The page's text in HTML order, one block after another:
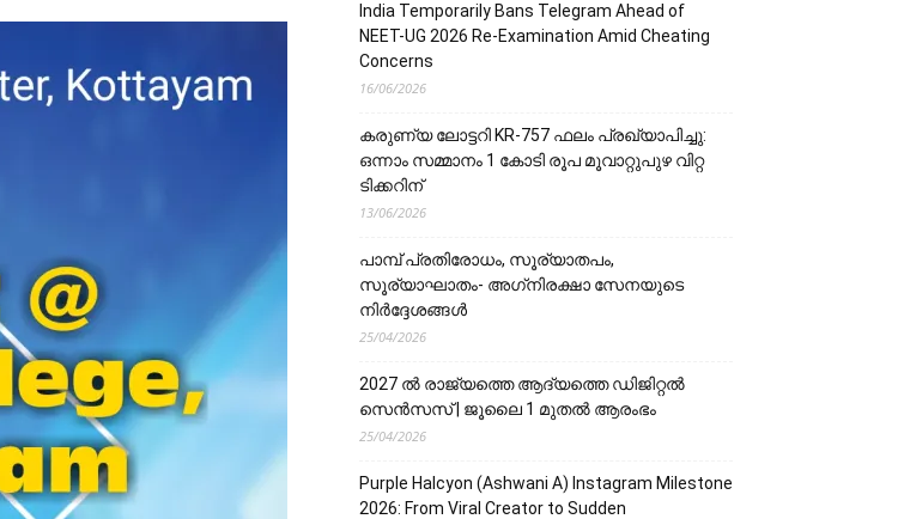
India Temporarily Bans Telegram Ahead of
NEET-UG 2026 Re-Examination Amid Cheating
Concerns
16/06/2026
കരുണ്യ ലോട്ടറി KR-757 ഫലം പ്രഖ്യാപിച്ചു:
ഒന്നാം സമ്മാനം 1 കോടി രൂപ മൂവാറ്റുപുഴ വിറ്റ
ടിക്കറിന്
13/06/2026
പാമ്പ് പ്രതിരോധം, സൂര്യാതപം,
സൂര്യാഘാതം- അഗ്‌നിരക്ഷാ സേനയു‌‌‌ടെ
നിർദ്ദേശങ്ങൾ
25/04/2026
2027 ൽ രാജ്യത്തെ ആദ്യത്തെ ഡിജിറ്റൽ
സെൻസസ് | ജൂലൈ 1 മുതൽ ആരംഭം
25/04/2026
Purple Halcyon (Ashwani A) Instagram Milestone
2026: From Viral Creator to Sudden